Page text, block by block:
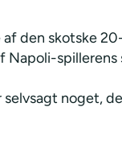
den skotske
Napoli-spillerens
noget,